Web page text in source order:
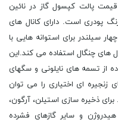
پالت کپسول گاز در نائین
پودری است. دارای کانال های
سیلندر برای استوانه هایی با
های چنگال استفاده می کند.این
از تسمه های نایلونی و سگهای
ای اختیاری را می توان
ذخیره سازی استیلن، آرگون،
و سایر گازهای فشرده